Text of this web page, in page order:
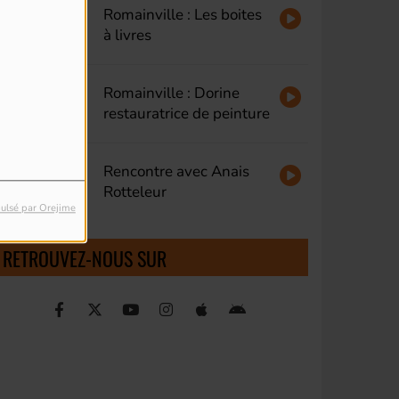
par Orejime
Romainville : Les boites
à livres
Romainville : Dorine
restauratrice de peinture
Rencontre avec Anais
Rotteleur
RETROUVEZ-NOUS SUR